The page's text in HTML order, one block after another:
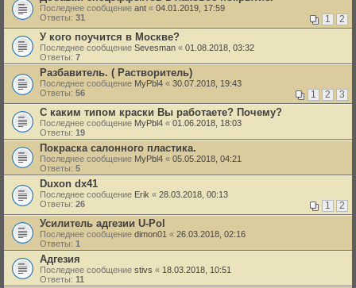
Последнее сообщение ant « 04.01.2019, 17:59
Ответы: 31 1 2
У кого поучится в Москве?
Последнее сообщение Sevesman « 01.08.2018, 03:32
Ответы: 7
Разбавитель. ( Растворитель)
Последнее сообщение MyPbl4 « 30.07.2018, 19:43
Ответы: 56 1 2 3
С каким типом краски Вы работаете? Почему?
Последнее сообщение MyPbl4 « 01.06.2018, 18:03
Ответы: 19
Покраска салонного пластика.
Последнее сообщение MyPbl4 « 05.05.2018, 04:21
Ответы: 5
Duxon dx41
Последнее сообщение Erik « 28.03.2018, 00:13
Ответы: 26 1 2
Усилитель адгезии U-Pol
Последнее сообщение dimon01 « 26.03.2018, 02:16
Ответы: 1
Адгезия
Последнее сообщение stivs « 18.03.2018, 10:51
Ответы: 11